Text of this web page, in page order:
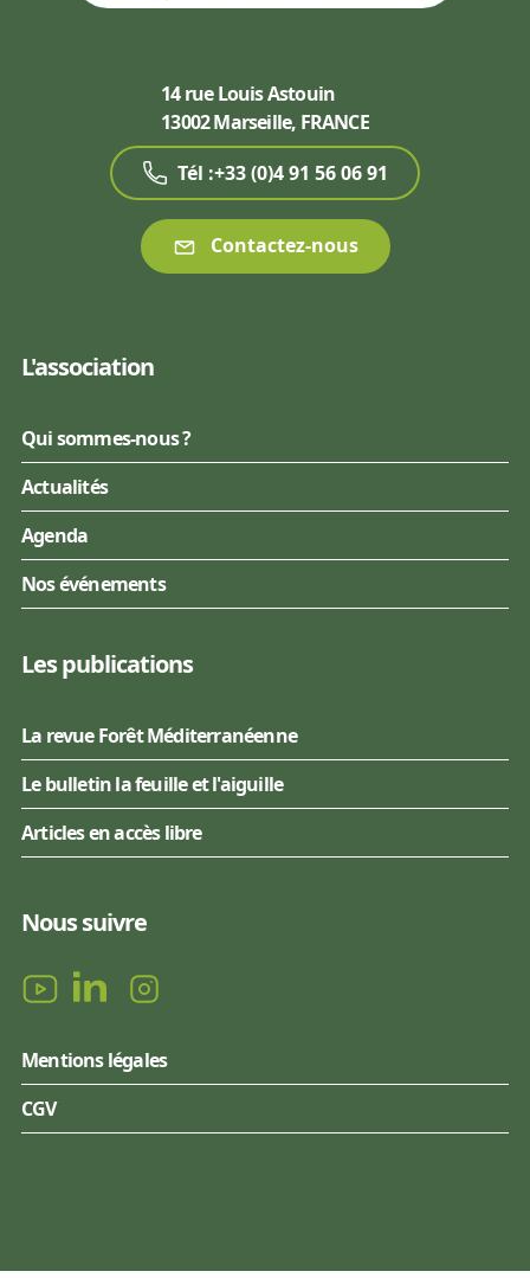
14 rue Louis Astouin
13002 Marseille, FRANCE
Tél :+33 (0)4 91 56 06 91
Contactez-nous
L'association
Qui sommes-nous ?
Actualités
Agenda
Nos événements
Les publications
La revue Forêt Méditerranéenne
Le bulletin la feuille et l'aiguille
Articles en accès libre
Nous suivre
Mentions légales
CGV